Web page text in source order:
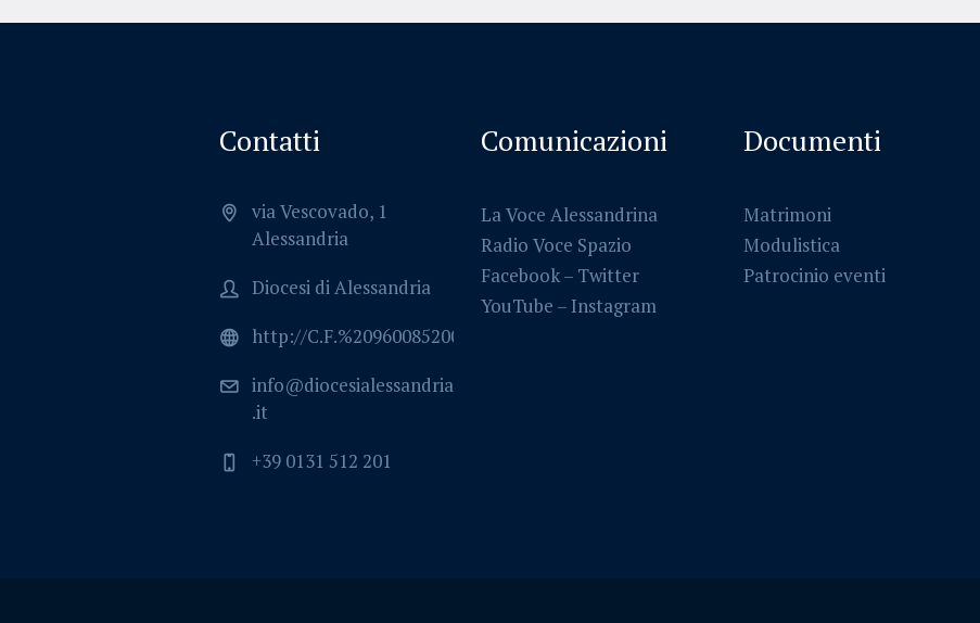
Contatti
via Vescovado, 1
Alessandria
Diocesi di Alessandria
http://C.F.%2096008520064
info@diocesialessandria
.it
+39 0131 512 201
Comunicazioni
La Voce Alessandrina
Radio Voce Spazio
Facebook– Twitter
YouTube – Instagram
Documenti
Matrimoni
Modulistica
Patrocinio eventi